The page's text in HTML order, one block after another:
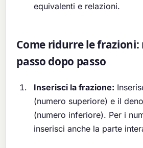
equivalenti e relazioni.
Come ridurre le
passo dopo passo
Inserisci la frazione:
(numero superiore) e il
(numero inferiore). Per i
inserisci anche la parte